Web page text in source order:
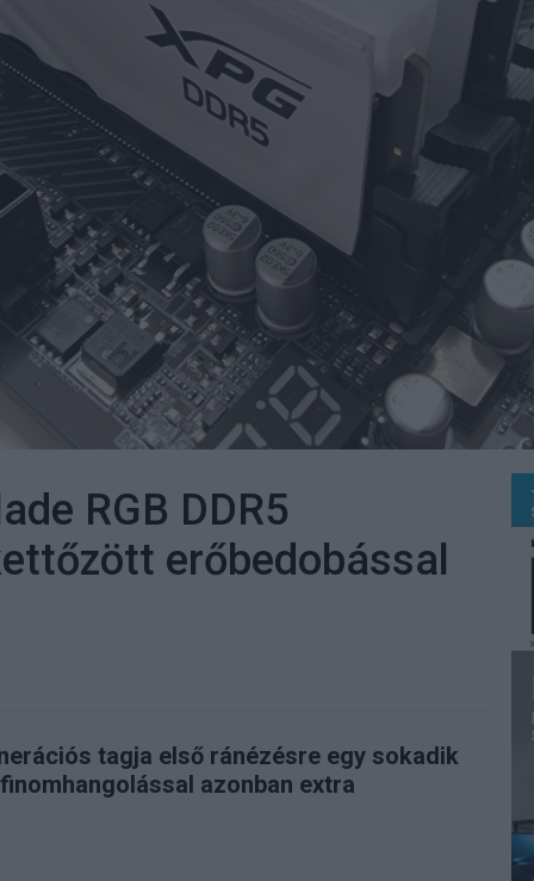
RGB DDR5
erőbedobással
tagja első ránézésre egy sokadik
azonban extra